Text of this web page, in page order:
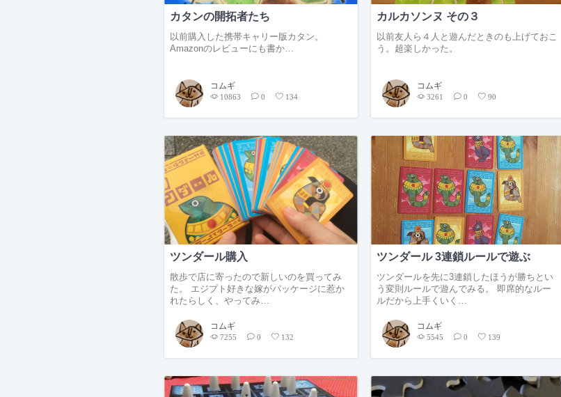
カタンの開拓者たち
以前購入した携帯キャリー版カタン。
Amazonのレビューにも書か…
コムギ
10863 0 134
カルカソンヌ その３
以前友人ら４人と遊んだときのも上げておこ
う。超楽しかった。
コムギ
3261 0 90
ツンダール購入
散歩で店に寄ったので新しいのを買ってみ
た。 エジプト好きな嫁がパッケージに惹か
れたらしく、やってみ…
コムギ
7255 0 132
ツンダール 3連鎖ルールで遊ぶ
ツンダールを先に3連鎖したほうが勝ちとい
う変則ルールで遊んでみる。 即席的なルー
ルだから上手くいく…
コムギ
5545 0 139